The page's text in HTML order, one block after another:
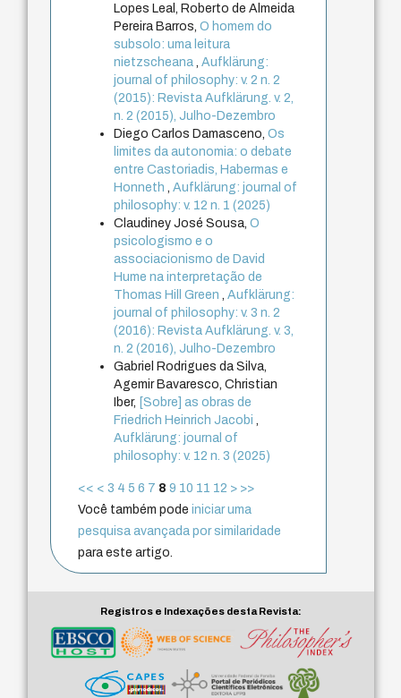
Lopes Leal, Roberto de Almeida
Pereira Barros,O homem do
subsolo: uma leitura
nietzscheana ,Aufklärung:
journal of philosophy: v. 2 n. 2
(2015): Revista Aufklärung. v. 2,
n. 2 (2015), Julho-Dezembro
Diego Carlos Damasceno,Os
limites da autonomia: o debate
entre Castoriadis, Habermas e
Honneth
,Aufklärung: journal of
philosophy: v. 12 n. 1 (2025)
Claudiney José Sousa,O
psicologismo e o
associacionismo de David
Hume na interpretação de
Thomas Hill Green
,Aufklärung:
journal of philosophy: v. 3 n. 2
(2016): Revista Aufklärung. v. 3,
n. 2 (2016), Julho-Dezembro
Gabriel Rodrigues da Silva,
Agemir Bavaresco, Christian
Iber, [Sobre] as obras de
Friedrich Heinrich Jacobi
Aufklärung: journal of
philosophy: v. 12 n. 3 (2025)
<< < 3 4 5 6 7 8 9 10 11 12 > >>
Você também podeiniciar uma
pesquisa avançada por similaridade
para este artigo.
Registros e Indexações desta Revista: